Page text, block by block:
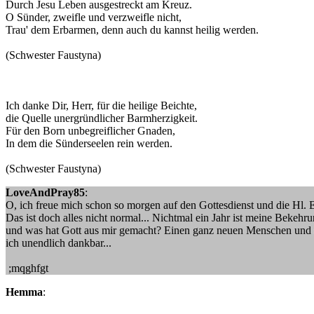
Durch Jesu Leben ausgestreckt am Kreuz.
O Sünder, zweifle und verzweifle nicht,
Trau' dem Erbarmen, denn auch du kannst heilig werden.
(Schwester Faustyna)
Ich danke Dir, Herr, für die heilige Beichte,
die Quelle unergründlicher Barmherzigkeit.
Für den Born unbegreiflicher Gnaden,
In dem die Sünderseelen rein werden.
(Schwester Faustyna)
LoveAndPray85:
O, ich freue mich schon so morgen auf den Gottesdienst und die Hl.
Das ist doch alles nicht normal... Nichtmal ein Jahr ist meine
und was hat Gott aus mir gemacht? Einen ganz neuen Menschen
ich unendlich dankbar...
;mqghfgt
Hemma: